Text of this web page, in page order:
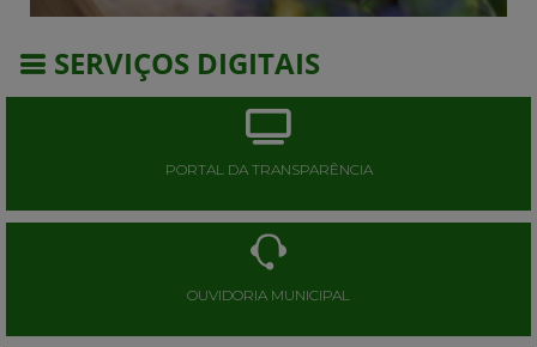
SERVIÇOS DIGITAIS
PORTAL DA TRANSPARÊNCIA
OUVIDORIA MUNICIPAL